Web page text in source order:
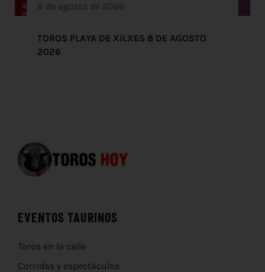
8 de agosto de 2026
TOROS PLAYA DE XILXES 8 DE AGOSTO
2026
EVENTOS TAURINOS
Toros en la calle
Corridas y espectáculos